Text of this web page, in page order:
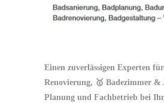
Einen zuverlässigen Experten
Renovierung, 🥇 Badezimmer
Planung und Fachbetrieb bei